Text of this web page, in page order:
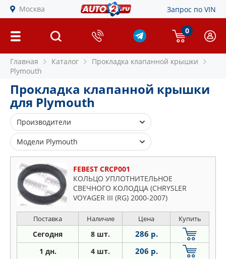
Москва Запрос по VIN
0
Главная Каталог
Прокладка клапанной крышки
Plymouth
Прокладка клапанной крышки
для Plymouth
Производители
ELRING
ELWIS ROYAL
FEBEST
Модели Plymouth
Breeze
Neon
Sundance
Voyager
FEBEST CRCP001
КОЛЬЦО УПЛОТНИТЕЛЬНОЕ
СВЕЧНОГО КОЛОДЦА (CHRYSLER
VOYAGER III (RG) 2000-2007)
Поставка Наличие Цена Купить
Сегодня 8 шт. 286 р.
1 дн. 4 шт. 206 р.